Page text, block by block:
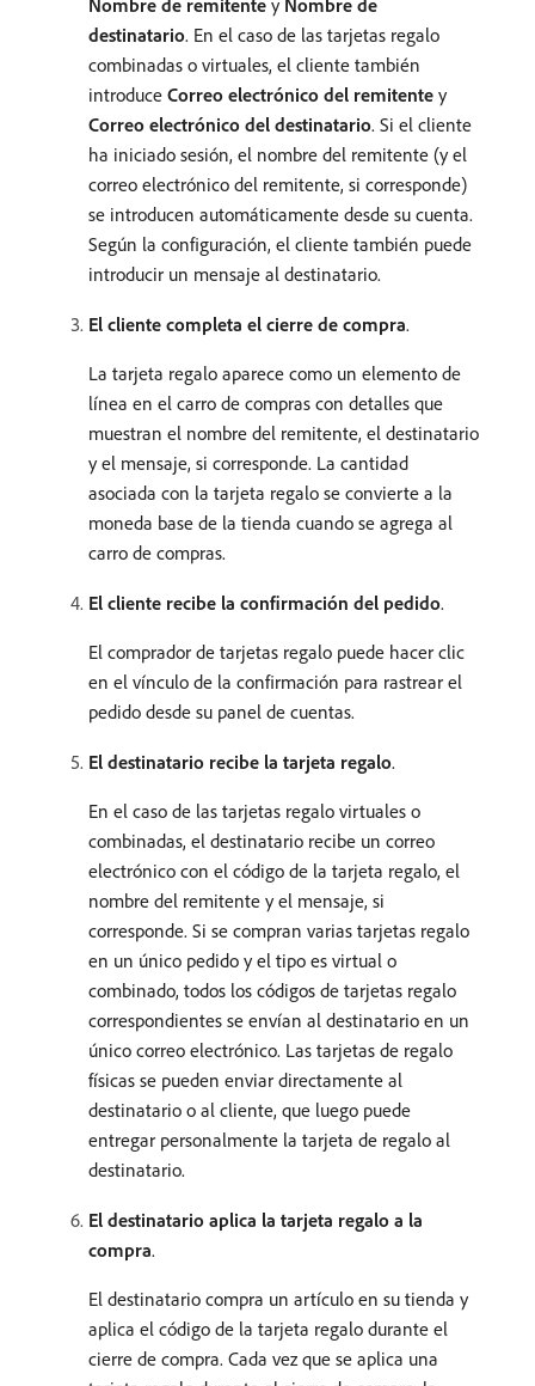
Nombre de remitente y Nombre de
destinatario. En el caso de las tarjetas regalo
combinadas o virtuales, el cliente también
introduce Correo electrónico del remitente y
Correo electrónico del destinatario. Si el cliente
ha iniciado sesión, el nombre del remitente (y el
correo electrónico del remitente, si corresponde)
se introducen automáticamente desde su cuenta.
Según la configuración, el cliente también puede
introducir un mensaje al destinatario.
El cliente completa el cierre de compra.
La tarjeta regalo aparece como un elemento de
línea en el carro de compras con detalles que
muestran el nombre del remitente, el destinatario
y el mensaje, si corresponde. La cantidad
asociada con la tarjeta regalo se convierte a la
moneda base de la tienda cuando se agrega al
carro de compras.
El cliente recibe la confirmación del pedido.
El comprador de tarjetas regalo puede hacer clic
en el vínculo de la confirmación para rastrear el
pedido desde su panel de cuentas.
El destinatario recibe la tarjeta regalo.
En el caso de las tarjetas regalo virtuales o
combinadas, el destinatario recibe un correo
electrónico con el código de la tarjeta regalo, el
nombre del remitente y el mensaje, si
corresponde. Si se compran varias tarjetas regalo
en un único pedido y el tipo es virtual o
combinado, todos los códigos de tarjetas regalo
correspondientes se envían al destinatario en un
único correo electrónico. Las tarjetas de regalo
físicas se pueden enviar directamente al
destinatario o al cliente, que luego puede
entregar personalmente la tarjeta de regalo al
destinatario.
El destinatario aplica la tarjeta regalo a la
compra.
El destinatario compra un artículo en su tienda y
aplica el código de la tarjeta regalo durante el
cierre de compra. Cada vez que se aplica una